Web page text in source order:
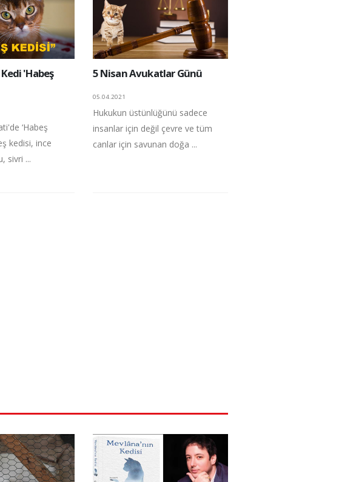
'Habeş
‘Habeş
kedisi, ince
sivri ...
5 Nisan Avukatlar Günü
05.04.2021
Hukukun üstünlüğünü sadece
insanlar için değil çevre ve tüm
canlar için savunan doğa ...